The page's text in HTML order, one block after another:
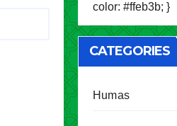
color: #ffeb3b; }
CATEGORIES
Humas